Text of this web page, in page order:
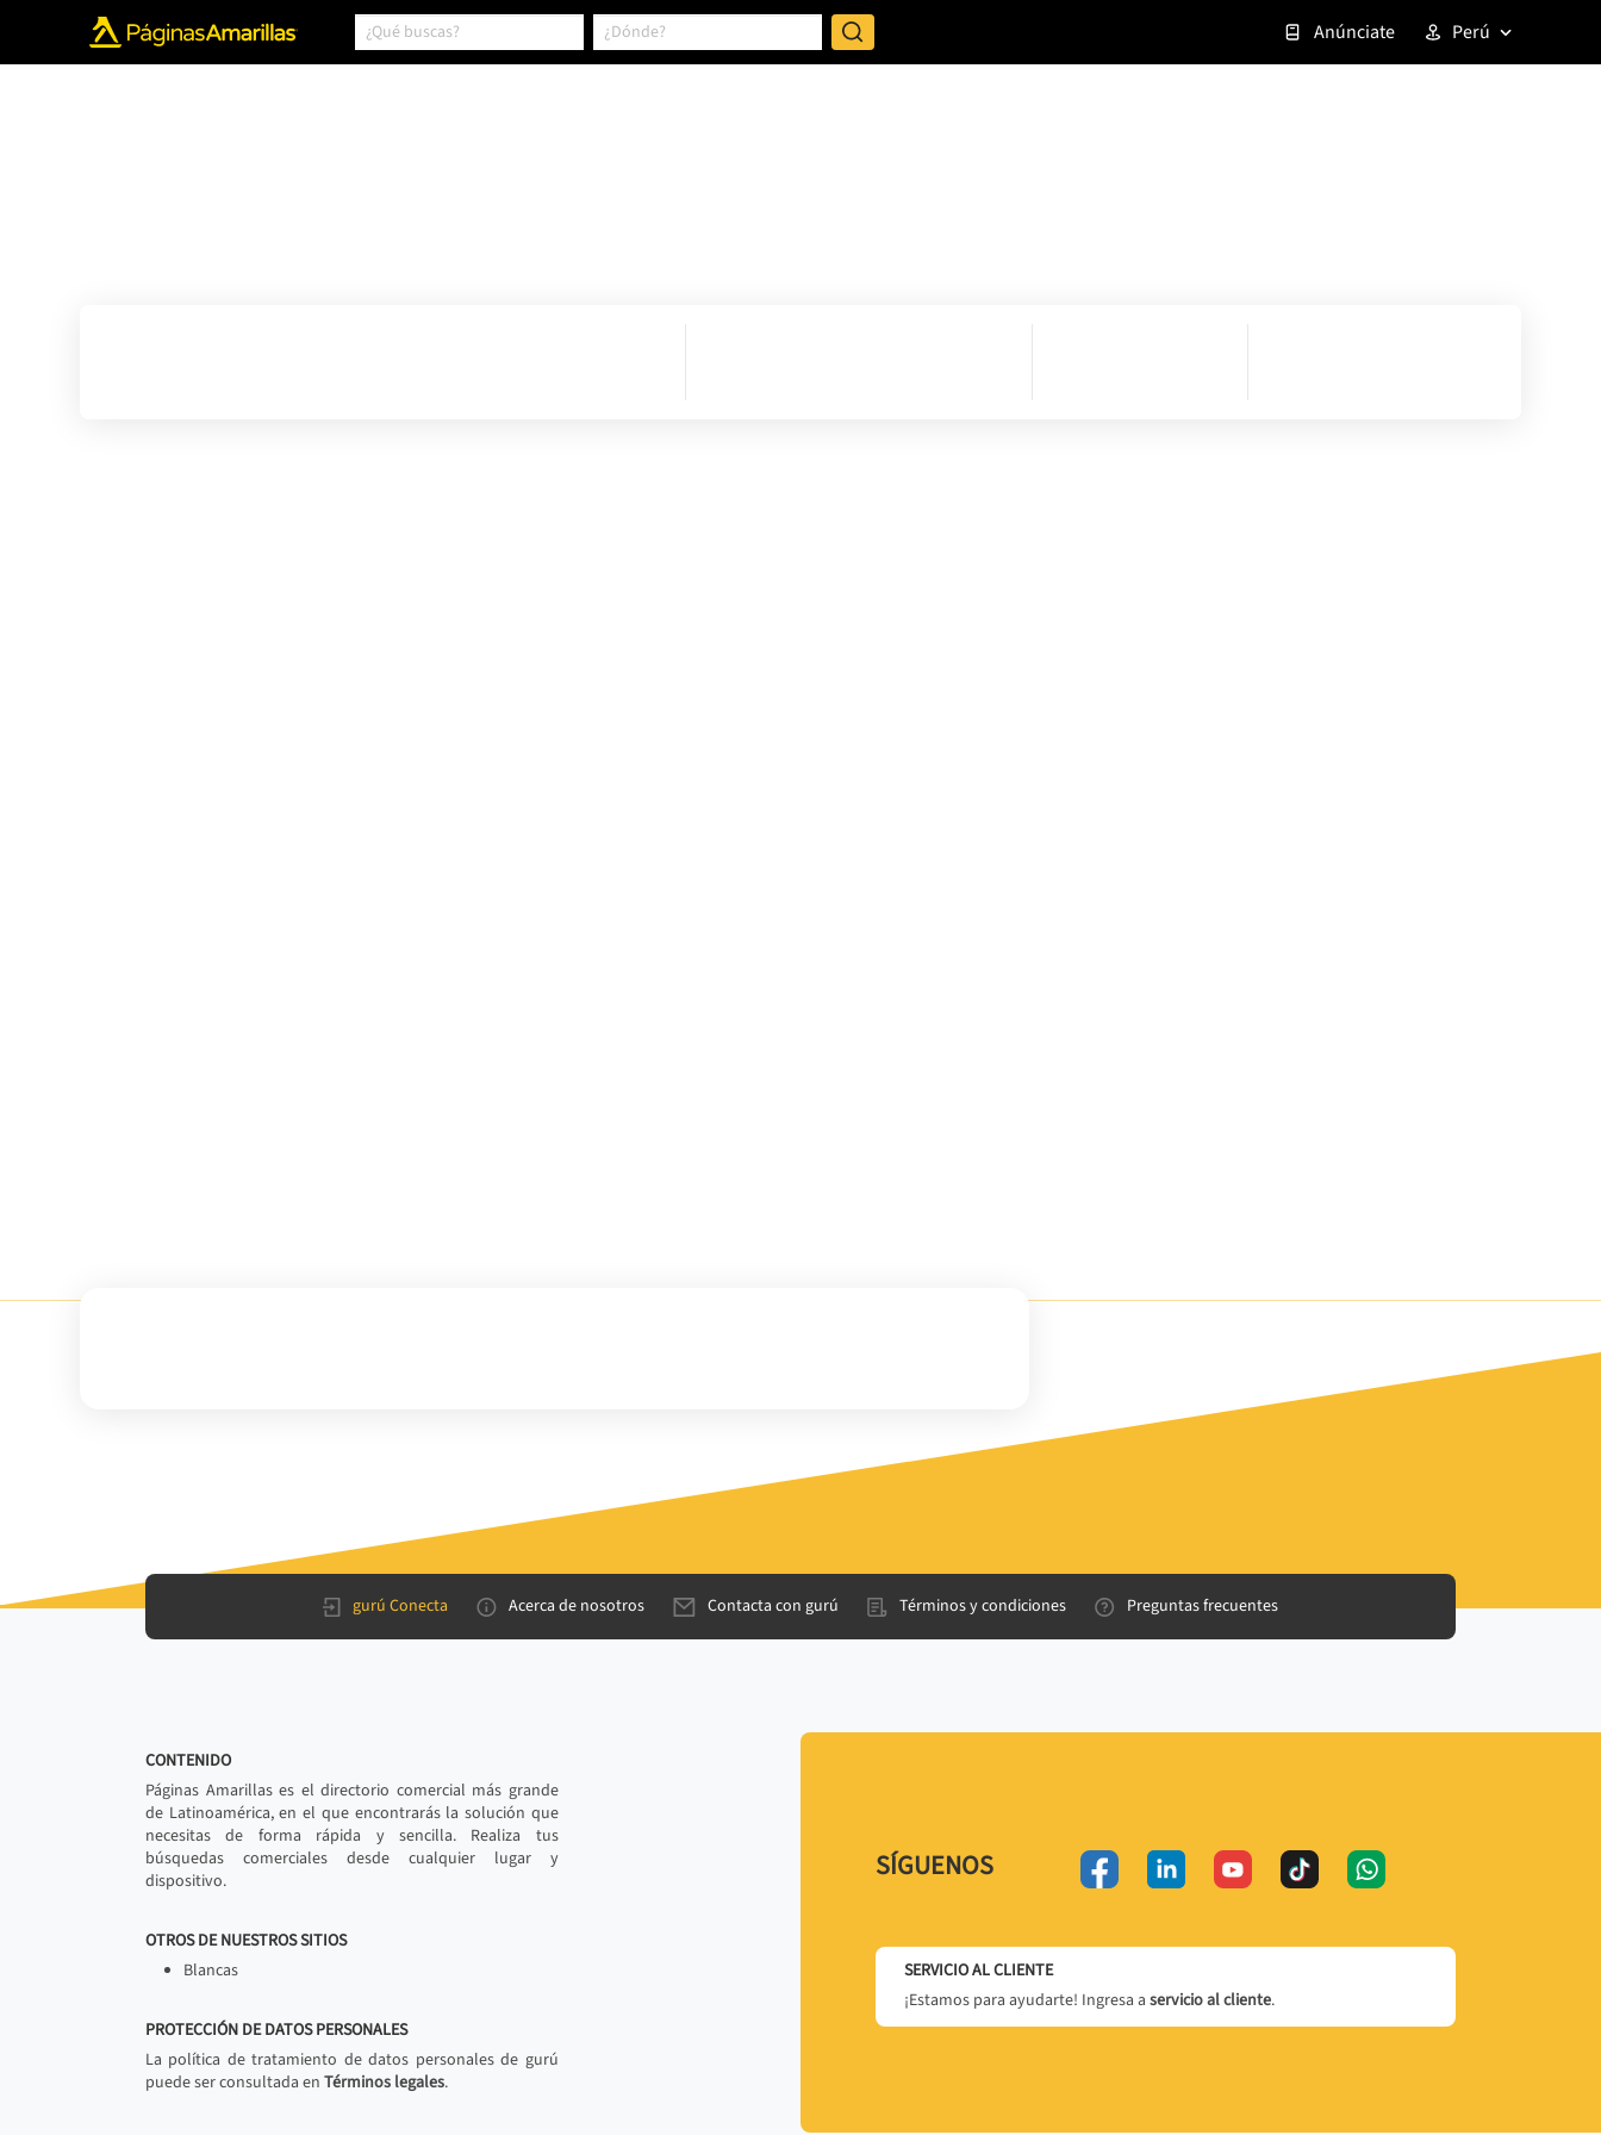
Anúnciate Perú
gurú Conecta Acerca de nosotros Contacta con gurú Términos y condiciones Preguntas frecuentes
CONTENIDO
Páginas Amarillas es el directorio comercial más grande
de Latinoamérica, en el que encontrarás la solución que
necesitas de forma rápida y sencilla. Realiza tus
búsquedas comerciales desde cualquier lugar y
dispositivo.
OTROS DE NUESTROS SITIOS
Blancas
PROTECCIÓN DE DATOS PERSONALES
La política de tratamiento de datos personales de gurú
puede ser consultada en Términos legales.
SÍGUENOS
SERVICIO AL CLIENTE
¡Estamos para ayudarte! Ingresa a servicio al cliente.